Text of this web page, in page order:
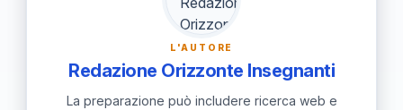
L'AUTORE
Redazione Orizzonte Insegnanti
La preparazione può includere ricerca web e